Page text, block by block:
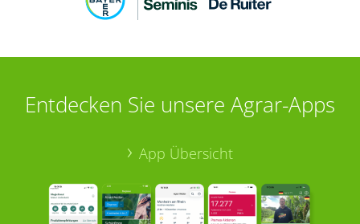
Entdecken Sie unsere Agrar-Apps
App Übersicht